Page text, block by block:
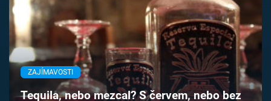
Pořady
TV Program
Časopis
ZAJÍMAVOSTI
Tequila, nebo mezcal? S červem, nebo bez